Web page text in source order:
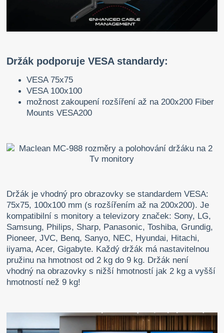
Držák podporuje VESA standardy:
VESA 75x75
VESA 100x100
možnost zakoupení rozšíření až na 200x200 Fiber
Mounts VESA200
Držák je vhodný pro obrazovky se standardem VESA:
75x75, 100x100 mm (s rozšířením až na 200x200). Je
kompatibilní s monitory a televizory značek: Sony, LG,
Samsung, Philips, Sharp, Panasonic, Toshiba, Grundig,
Pioneer, JVC, Benq, Sanyo, NEC, Hyundai, Hitachi,
iiyama, Acer, Gigabyte. Každý držák má nastavitelnou
pružinu na hmotnost od 2 kg do 9 kg. Držák není
vhodný na obrazovky s nižší hmotností jak 2 kg a vyšší
hmotností než 9 kg!